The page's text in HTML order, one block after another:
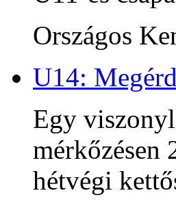
Országos
U14:
Egy
mérkőzésen
hétvégi